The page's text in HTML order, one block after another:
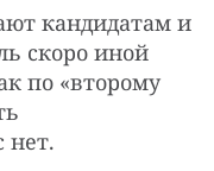
кандидатам и
скоро иной
по «второму
нет.